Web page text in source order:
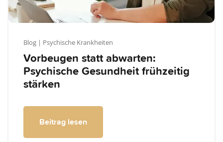
Blog | Psychische Krankheiten
Vorbeugen statt abwarten:
Psychische Gesundheit frühzeitig
stärken
Beitrag lesen